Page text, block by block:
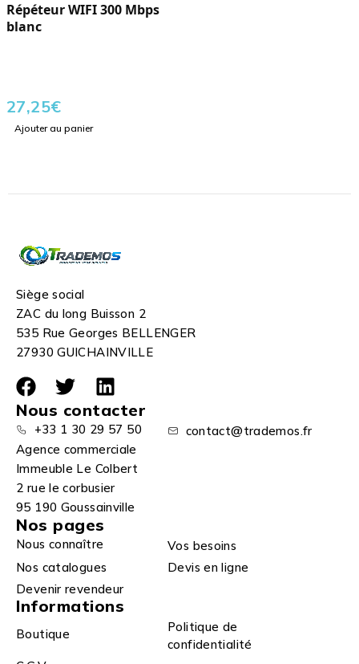
Répéteur WIFI 300 Mbps
blanc
27,25€
Ajouter au panier
Siège social
ZAC du long Buisson 2
535 Rue Georges BELLENGER
27930 GUICHAINVILLE
Nous contacter
+33 1 30 29 57 50
contact@trademos.fr
Agence commerciale
Immeuble Le Colbert
2 rue le corbusier
95 190 Goussainville
Nos pages
Nous connaître
Vos besoins
Nos catalogues
Devis en ligne
Devenir revendeur
Informations
Boutique
Politique de
confidentialité